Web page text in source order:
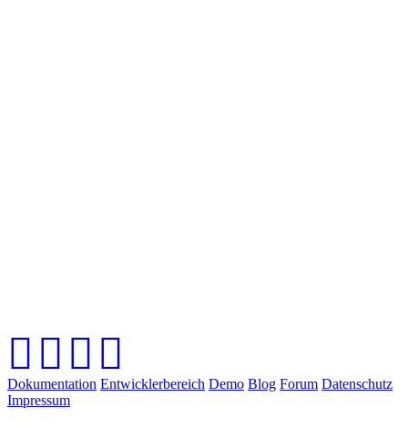
Dokumentation Entwicklerbereich Demo Blog Forum Datenschutz
Impressum